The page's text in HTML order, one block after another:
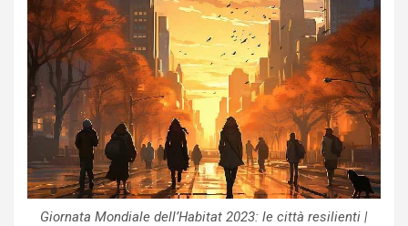
Giornata Mondiale dell’Habitat 2023: le città resilienti |